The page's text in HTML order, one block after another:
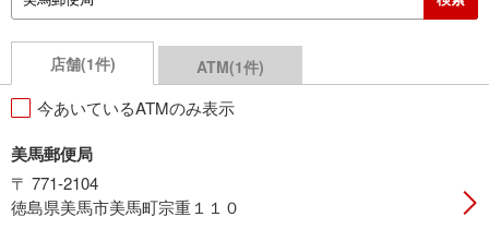
店舗(1件) ATM(1件)
今あいているATMのみ表示
美馬郵便局
〒 771-2104
徳島県美馬市美馬町宗重１１０